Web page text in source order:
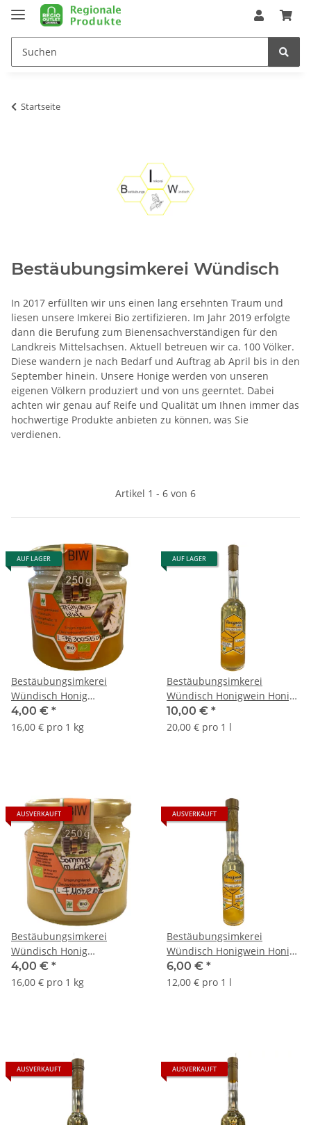
Startseite
Bestäubungsimkerei Wündisch
In 2017 erfüllten wir uns einen lang ersehnten Traum und
liesen unsere Imkerei Bio zertifizieren. Im Jahr 2019 erfolgte
dann die Berufung zum Bienensachverständigen für den
Landkreis Mittelsachsen. Aktuell betreuen wir ca. 100 Völker.
Diese wandern je nach Bedarf und Auftrag ab April bis in den
September hinein. Unsere Honige werden von unseren
eigenen Völkern produziert und von uns geerntet. Dabei
achten wir genau auf Reife und Qualität um Ihnen immer das
hochwertige Produkte anbieten zu können, was Sie
verdienen.
Artikel 1 - 6 von 6
AUF LAGER
Bestäubungsimkerei
Wündisch Honig
Frühjahrsblüte 250g
4,00 € *
16,00 € pro 1 kg
AUF LAGER
Bestäubungsimkerei
Wündisch Honigwein Honig
mit Linde lieblich 500ml
10,00 € *
20,00 € pro 1 l
AUSVERKAUFT
Bestäubungsimkerei
Wündisch Honig
Sommerblüte mit Linde
250g
4,00 € *
16,00 € pro 1 kg
AUSVERKAUFT
Bestäubungsimkerei
Wündisch Honigwein Honig
mit Linde lieblich 200ml
6,00 € *
12,00 € pro 1 l
AUSVERKAUFT AUSVERKAUFT